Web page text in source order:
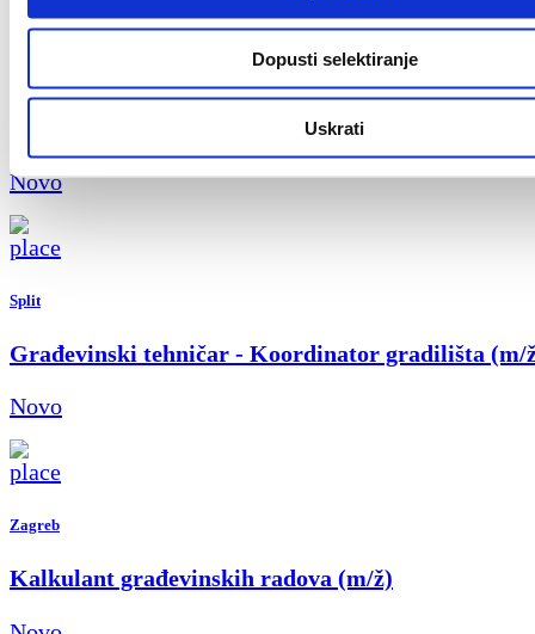
Dopusti selektiranje
Uskrati
Pošalji
Novo
Split
Građevinski tehničar - Koordinator gradilišta (m/
Novo
Zagreb
Kalkulant građevinskih radova (m/ž)